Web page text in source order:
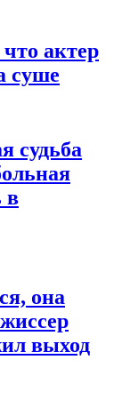
актер
суше
судьба
в
она
выход